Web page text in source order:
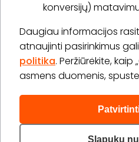
konversijų)
Daugiau informacijos
atnaujinti pasirinkimus
politika. Peržiūrėkite,
asmens duomenis,
Slapukų
Informacija
„GERA DOVANA“ GRUPĖ
2026 © Visos teisės
645 03